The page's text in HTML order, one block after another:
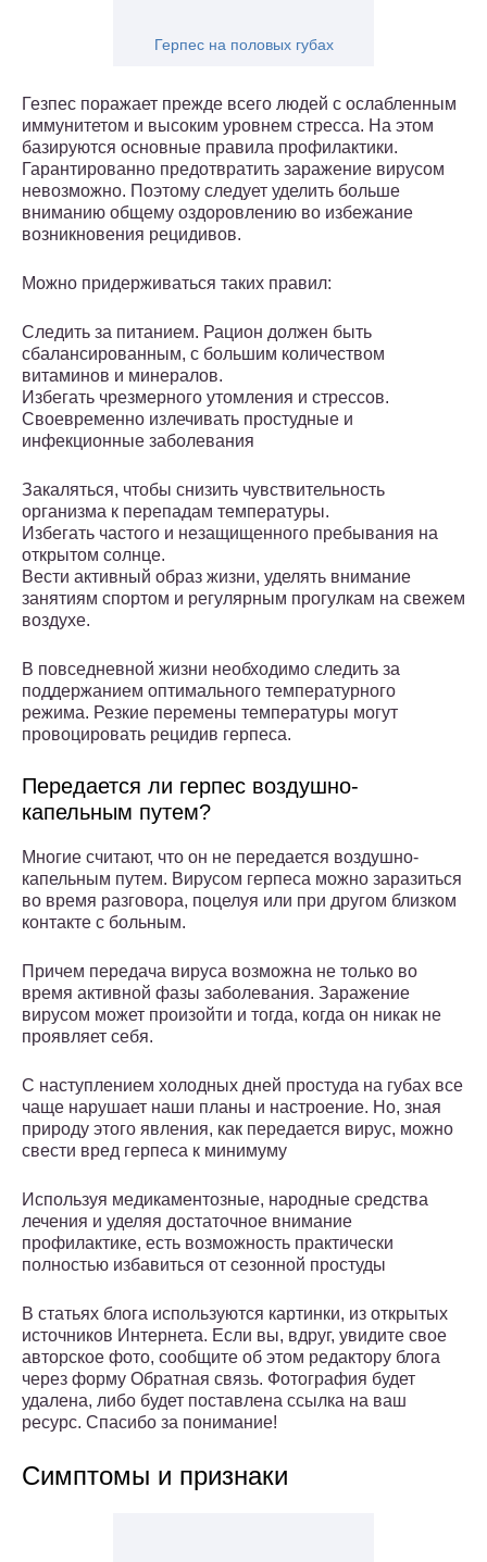
Герпес на половых губах
Гезпес поражает прежде всего людей с ослабленным
иммунитетом и высоким уровнем стресса. На этом
базируются основные правила профилактики.
Гарантированно предотвратить заражение вирусом
невозможно. Поэтому следует уделить больше
вниманию общему оздоровлению во избежание
возникновения рецидивов.
Можно придерживаться таких правил:
Следить за питанием. Рацион должен быть
сбалансированным, с большим количеством
витаминов и минералов.
Избегать чрезмерного утомления и стрессов.
Своевременно излечивать простудные и
инфекционные заболевания
Закаляться, чтобы снизить чувствительность
организма к перепадам температуры.
Избегать частого и незащищенного пребывания на
открытом солнце.
Вести активный образ жизни, уделять внимание
занятиям спортом и регулярным прогулкам на свежем
воздухе.
В повседневной жизни необходимо следить за
поддержанием оптимального температурного
режима. Резкие перемены температуры могут
провоцировать рецидив геpпеса.
Передается ли герпес воздушно-
капельным путем?
Многие считают, что он не передается воздушно-
капельным путем. Вирусом геpпеса можно заразиться
во время разговора, поцелуя или при другом близком
контакте с больным.
Причем передача вируса возможна не только во
время активной фазы заболевания. Заражение
вирусом может произойти и тогда, когда он никак не
проявляет себя.
С наступлением холодных дней простуда на губах все
чаще нарушает наши планы и настроение. Но, зная
природу этого явления, как передается вирус, можно
свести вред герпеса к минимуму
Используя медикаментозные, народные средства
лечения и уделяя достаточное внимание
профилактике, есть возможность практически
полностью избавиться от сезонной простуды
В статьях блога используются картинки, из открытых
источников Интернета. Если вы, вдруг, увидите свое
авторское фото, сообщите об этом редактору блога
через форму Обратная связь. Фотография будет
удалена, либо будет поставлена ссылка на ваш
ресурс. Спасибо за понимание!
Симптомы и признаки